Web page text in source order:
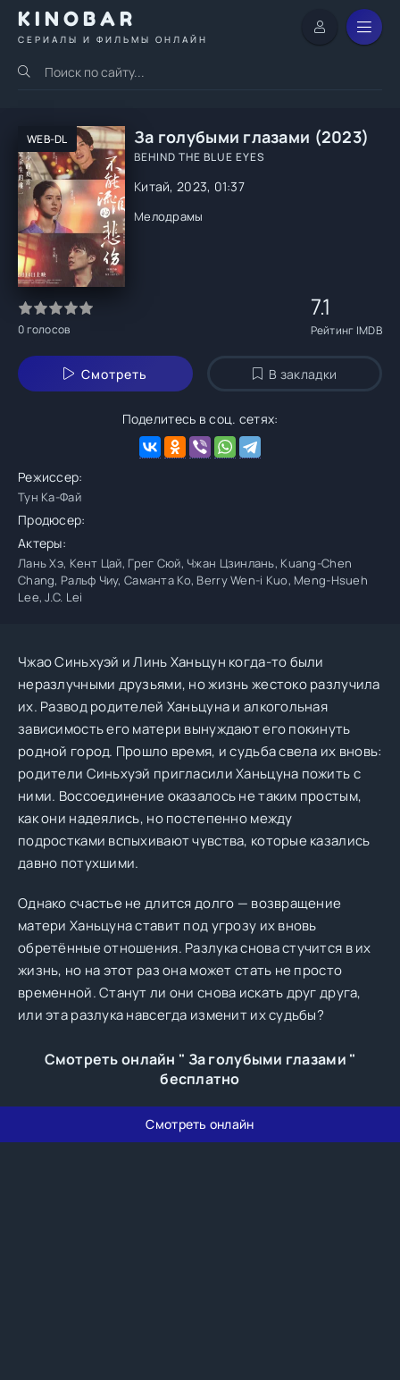
KINOBAR
СЕРИАЛЫ И ФИЛЬМЫ ОНЛАЙН
WEB-DL За голубыми глазами (2023)
BEHIND THE BLUE EYES
Китай, 2023, 01:37
Мелодрамы
0голосов
7.1
Рейтинг IMDB
Смотреть В закладки
Поделитесь в соц. сетях:
Режиссер:
Тун Ка-Фай
Продюсер:
Актеры:
Лань Хэ, Кент Цай, Грег Сюй, Чжан Цзинлань, Kuang-Chen
Chang, Ральф Чиу, Саманта Ко, Berry Wen-i Kuo, Meng-Hsueh
Lee, J.C. Lei
Чжао Синьхуэй и Линь Ханьцун когда-то были
неразлучными друзьями, но жизнь жестоко разлучила
их. Развод родителей Ханьцуна и алкогольная
зависимость его матери вынуждают его покинуть
родной город. Прошло время, и судьба свела их вновь:
родители Синьхуэй пригласили Ханьцуна пожить с
ними. Воссоединение оказалось не таким простым,
как они надеялись, но постепенно между
подростками вспыхивают чувства, которые казались
давно потухшими.
Однако счастье не длится долго — возвращение
матери Ханьцуна ставит под угрозу их вновь
обретённые отношения. Разлука снова стучится в их
жизнь, но на этот раз она может стать не просто
временной. Станут ли они снова искать друг друга,
или эта разлука навсегда изменит их судьбы?
Смотреть онлайн " За голубыми глазами "
бесплатно
Смотреть онлайн